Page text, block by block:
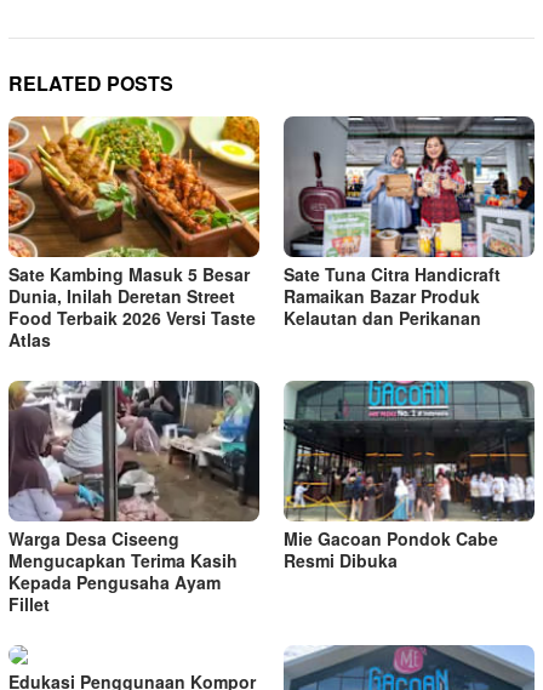
RELATED POSTS
Sate Kambing Masuk 5 Besar
Dunia, Inilah Deretan Street
Food Terbaik 2026 Versi Taste
Atlas
Sate Tuna Citra Handicraft
Ramaikan Bazar Produk
Kelautan dan Perikanan
Warga Desa Ciseeng
Mengucapkan Terima Kasih
Kepada Pengusaha Ayam
Fillet
Mie Gacoan Pondok Cabe
Resmi Dibuka
Edukasi Penggunaan Kompor